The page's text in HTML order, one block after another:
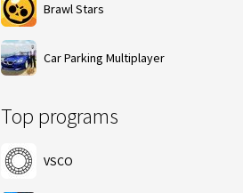
Brawl Stars
Car Parking Multiplayer
Top programs
VSCO